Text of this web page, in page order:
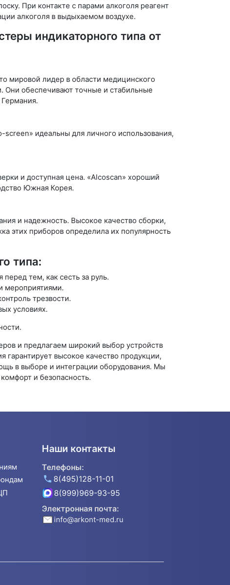
При контакте с парами алкоголя реагент
алкоголя в выдыхаемом воздухе.
индикаторного типа от
мировой лидер в области медицинского
Они обеспечивают точные и стабильные
идеальны для личного использования,
и доступная цена. «Alcoscan» хороший
Южная Корея.
и надежность. Высокое качество сборки,
этих приборов определила их популярность
типа:
тем, как сесть за руль.
мероприятиями.
трезвости.
условиях.
и предлагаем широкий выбор устройств
гарантирует высокое качество продукции,
в выборе и интеграции оборудования. Мы
и безопасность.
Наши контакты
Телефоны:
8(495)128-11-01
8(999)969-93-95
Электронная почта:
info@arkont-med.ru